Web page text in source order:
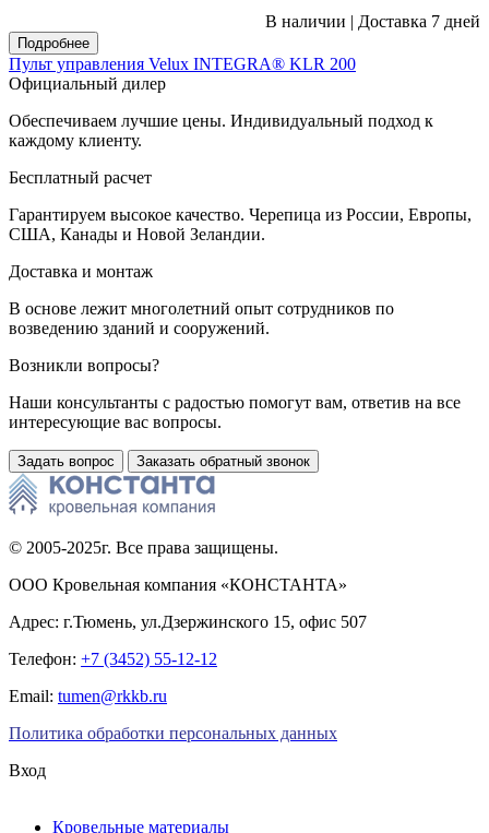
В наличии | Доставка 7 дней
Подробнее
Пульт управления Velux INTEGRA® KLR 200
Официальный дилер
Обеспечиваем лучшие цены. Индивидуальный подход к
каждому клиенту.
Бесплатный расчет
Гарантируем высокое качество. Черепица из России, Европы,
США, Канады и Новой Зеландии.
Доставка и монтаж
В основе лежит многолетний опыт сотрудников по
возведению зданий и сооружений.
Возникли вопросы?
Наши консультанты с радостью помогут вам, ответив на все
интересующие вас вопросы.
Задать вопрос Заказать обратный звонок
© 2005-2025г. Все права защищены.
ООО Кровельная компания «КОНСТАНТА»
Адрес: г.Тюмень, ул.Дзержинского 15, офис 507
Телефон: +7 (3452) 55-12-12
Email: tumen@rkkb.ru
Политика обработки персональных данных
Вход
Кровельные материалы